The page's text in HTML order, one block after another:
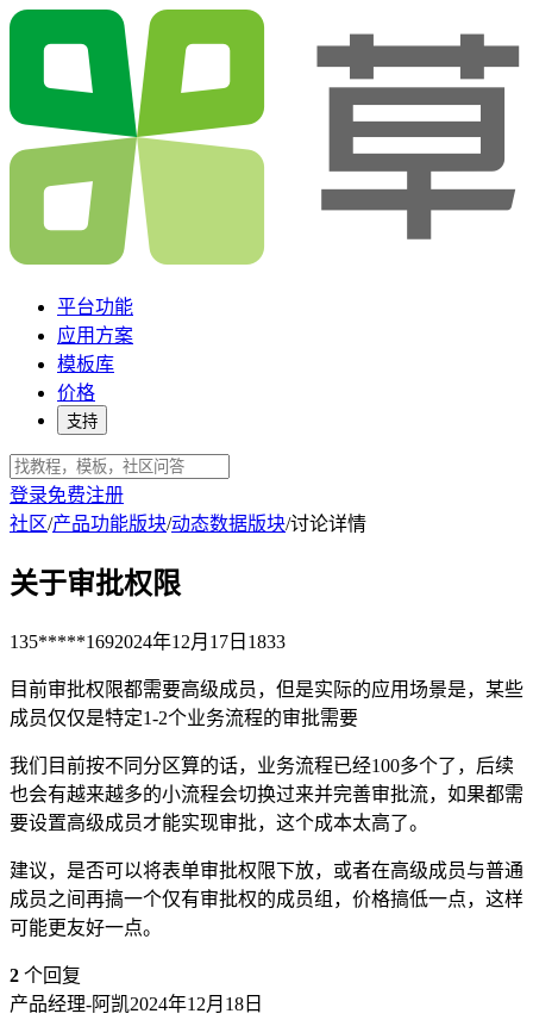
平台功能
应用方案
模板库
价格
支持
登录免费注册
社区/产品功能版块/动态数据版块/讨论详情
关于审批权限
135*****1692024年12月17日 1833
目前审批权限都需要高级成员，但是实际的应用场景是，某些
成员仅仅是特定1-2个业务流程的审批需要
我们目前按不同分区算的话，业务流程已经100多个了，后续
也会有越来越多的小流程会切换过来并完善审批流，如果都需
要设置高级成员才能实现审批，这个成本太高了。
建议，是否可以将表单审批权限下放，或者在高级成员与普通
成员之间再搞一个仅有审批权的成员组，价格搞低一点，这样
可能更友好一点。
2 个回复
产品经理-阿凯2024年12月18日